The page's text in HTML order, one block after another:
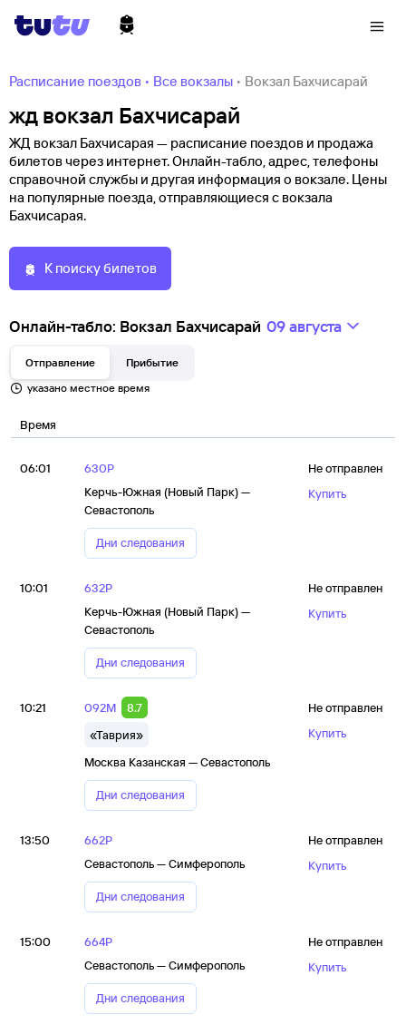
Расписание поездов • Все вокзалы • Вокзал Бахчисарай
жд вокзал Бахчисарай
ЖД вокзал Бахчисарая — расписание поездов и продажа
билетов через интернет. Онлайн-табло, адрес, телефоны
справочной службы и другая информация о вокзале. Цены
на популярные поезда, отправляющиеся с вокзала
Бахчисарая.
К поиску билетов
Онлайн-табло: Вокзал Бахчисарай 09 августа
Отправление
Прибытие
указано местное время
Время
06:01
630Р
Керчь-Южная (Новый Парк) —
Севастополь
Дни следования
Не отправлен
Купить
10:01
632Р
Керчь-Южная (Новый Парк) —
Севастополь
Дни следования
Не отправлен
Купить
10:21 092М
8.7
«Таврия»
Москва Казанская — Севастополь
Дни следования
Не отправлен
Купить
13:50
662Р
Севастополь — Симферополь
Дни следования
Не отправлен
Купить
15:00
664Р
Севастополь — Симферополь
Дни следования
Не отправлен
Купить